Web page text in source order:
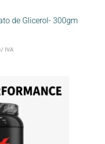
de Glicerol- 300gm
IVA